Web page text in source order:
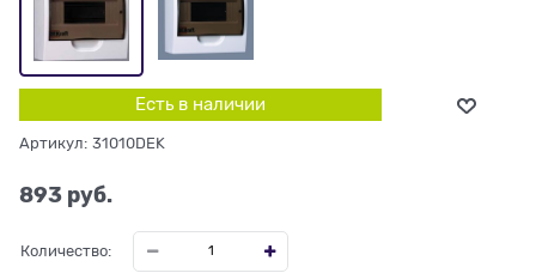
Есть в наличии
Артикул: 31010DEK
893 руб.
Количество: